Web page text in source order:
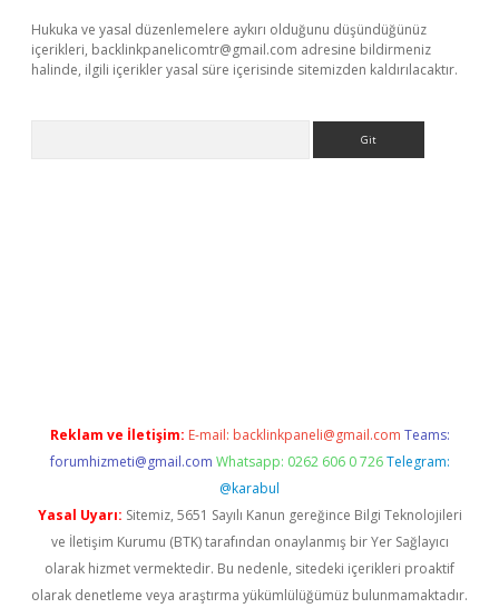
Hukuka ve yasal düzenlemelere aykırı olduğunu düşündüğünüz
içerikleri, backlinkpanelicomtr@gmail.com adresine bildirmeniz
halinde, ilgili içerikler yasal süre içerisinde sitemizden kaldırılacaktır.
Reklam ve İletişim: E-mail: backlinkpaneli@gmail.com Teams:
forumhizmeti@gmail.com Whatsapp: 0262 606 0 726 Telegram:
@karabul
Yasal Uyarı: Sitemiz, 5651 Sayılı Kanun gereğince Bilgi Teknolojileri
ve İletişim Kurumu (BTK) tarafından onaylanmış bir Yer Sağlayıcı
olarak hizmet vermektedir. Bu nedenle, sitedeki içerikleri proaktif
olarak denetleme veya araştırma yükümlülüğümüz bulunmamaktadır.